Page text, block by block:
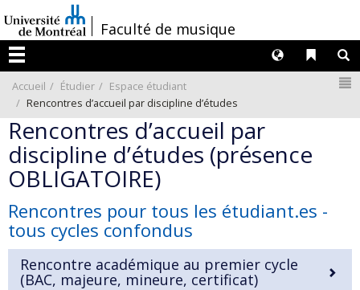
au
contenu
/Faculté de musique
Menu
Liens
Langues
Accueil Étudier
Espace étudiant
Rencontres d’accueil par discipline d’études
Rencontres d’accueil par
discipline d’études (présence
OBLIGATOIRE)
Rencontres pour tous les étudiant.es -
tous cycles confondus
Rencontre académique au premier cycle
(BAC, majeure, mineure, certificat)